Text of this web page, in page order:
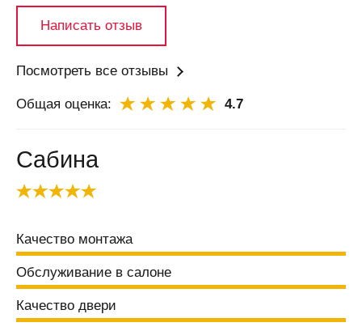
Б
Бабяково
(Воронежская
область)
Балашов
Балтай
Барнаул
Барыш
Батайск
Безенчук
Написать отзыв
Посмотреть все отзывы
Общая оценка: 4.7
Сабина
Качество монтажа
Обслуживание в салоне
Качество двери